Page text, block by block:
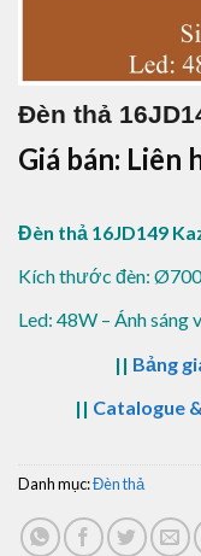
Đèn thả
Giá bán: Liên
Đèn thả 16JD149
Kích thước đèn:
Led: 48W – Ánh sáng
|| Bảng
|| Catalogue
Danh mục:Đèn thả